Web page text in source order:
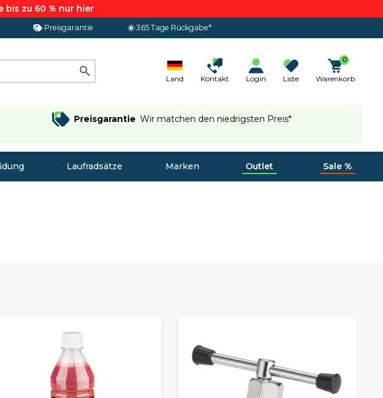
bis zu 60 % nur hier
Preisgarantie 365 Tage Rückgabe*
Land Kontakt Login Liste
0
Warenkorb
Preisgarantie Wir matchen den niedrigsten Preis*
Laufradsätze Marken Outlet Sale %